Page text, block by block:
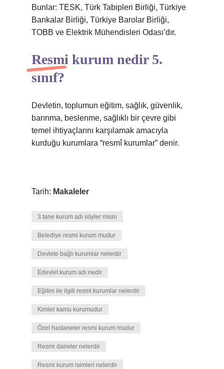
Bunlar: TESK, Türk Tabipleri Birliği, Türkiye
Bankalar Birliği, Türkiye Barolar Birliği,
TOBB ve Elektrik Mühendisleri Odası’dır.
Resmi kurum nedir 5.
sınıf?
Devletin, toplumun eğitim, sağlık, güvenlik,
barınma, beslenme, sağlıklı bir çevre gibi
temel ihtiyaçlarını karşılamak amacıyla
kurduğu kurumlara “resmî kurumlar” denir.
Tarih: Makaleler
3 tane kurum adı söyler misin
Belediye resmi kurum mudur
Devlete bağlı kurumlar nelerdir
Edevlet kurum adı nedir
Eğitim ile ilgili resmi kurumlar nelerdir
Kimler kamu kurumudur
Özel hastaneler resmi kurum mudur
Resmi daireler nelerdir
Resmi kurum isimleri nelerdir